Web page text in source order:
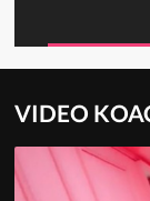
VIDEO